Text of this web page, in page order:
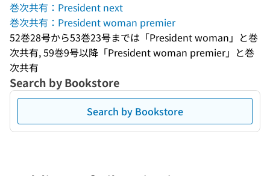
巻次共有：President next
巻次共有：President woman premier
52巻28号から53巻23号までは「President woman」と巻
次共有, 59巻9号以降「President woman premier」と巻
次共有
Search by Bookstore
Search by Bookstore